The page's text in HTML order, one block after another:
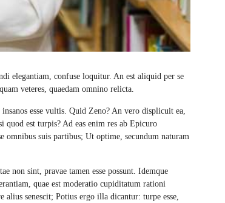
elegantiam, confuse loquitur. An est aliquid per se
veteres, quaedam omnino relicta.
esse vultis. Quid Zeno? An vero displicuit ea,
est turpis? Ad eas enim res ab Epicuro
omnibus suis partibus; Ut optime, secundum naturam
non sint, pravae tamen esse possunt. Idemque
quae est moderatio cupiditatum rationi
senescit; Potius ergo illa dicantur: turpe esse,